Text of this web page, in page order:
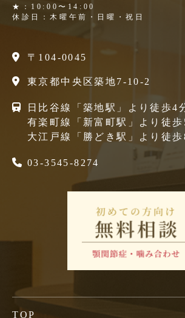
★：10:00〜14:00
休診日：木曜午前・日曜・祝日
〒104-0045
東京都中央区築地7-10-2
日比谷線「築地駅」より徒歩4
有楽町線「新富町駅」より徒歩
大江戸線「勝どき駅」より徒
03-3545-8274
TOP